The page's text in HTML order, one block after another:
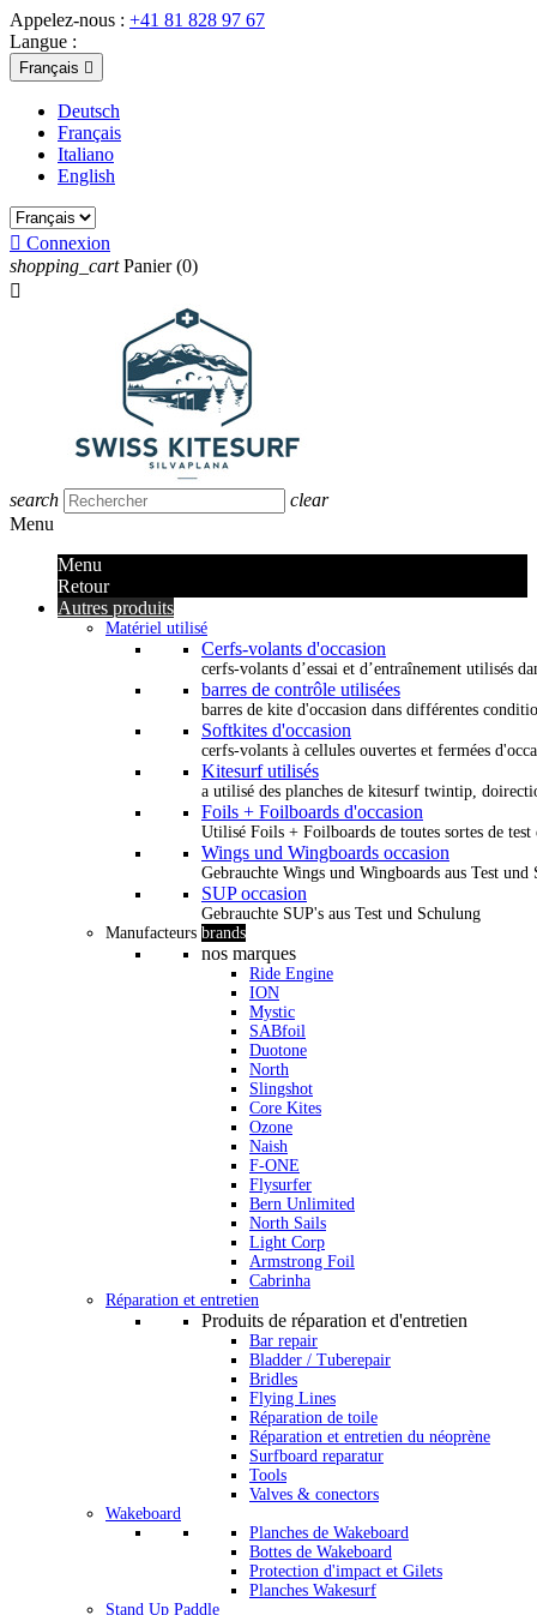
Appelez-nous : +41 81 828 97 67
Langue :
Français 
Deutsch
Français
Italiano
English
 Connexion
shopping_cart Panier (0)

search
clear
Menu
Menu
Retour
Autres produits
Matériel utilisé
Cerfs-volants d'occasion
cerfs-volants d’essai et d’entraînement utilisés
barres de contrôle utilisées
barres de kite d'occasion dans différentes
Softkites d'occasion
cerfs-volants à cellules ouvertes et fermées
Kitesurf utilisés
a utilisé des planches de kitesurf twintip,
Foils + Foilboards d'occasion
Utilisé Foils + Foilboards de toutes sortes de test
Wings und Wingboards occasion
Gebrauchte Wings und Wingboards aus Test und
SUP occasion
Gebrauchte SUP's aus Test und Schulung
Manufacteurs brands
nos marques
Ride Engine
ION
Mystic
SABfoil
Duotone
North
Slingshot
Core Kites
Ozone
Naish
F-ONE
Flysurfer
Bern Unlimited
North Sails
Light Corp
Armstrong Foil
Cabrinha
Réparation et entretien
Produits de réparation et d'entretien
Bar repair
Bladder / Tuberepair
Bridles
Flying Lines
Réparation de toile
Réparation et entretien du néoprène
Surfboard reparatur
Tools
Valves & conectors
Wakeboard
Planches de Wakeboard
Bottes de Wakeboard
Protection d'impact et Gilets
Planches Wakesurf
Stand Up Paddle